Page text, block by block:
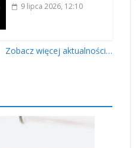
9 lipca 2026, 12:10
Zobacz więcej aktualności…